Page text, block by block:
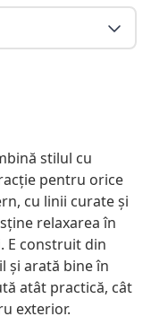
stilul cu
pentru orice
cu linii curate și
relaxarea în
E construit din
și arată bine în
atât practică, cât
exterior.